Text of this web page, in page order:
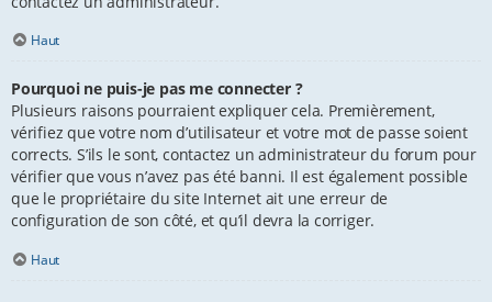
Haut
Pourquoi ne puis-je pas me connecter ?
Plusieurs raisons pourraient expliquer cela. Premièrement,
vérifiez que votre nom d’utilisateur et votre mot de passe soient
corrects. S’ils le sont, contactez un administrateur du forum pour
vérifier que vous n’avez pas été banni. Il est également possible
que le propriétaire du site Internet ait une erreur de
configuration de son côté, et qu’il devra la corriger.
Haut